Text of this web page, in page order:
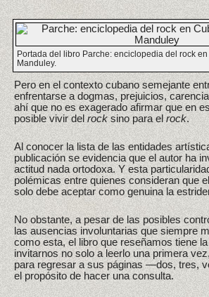
Portada del libro Parche: enciclopedia del rock
Manduley.
Pero en el contexto cubano semejante
enfrentarse a dogmas, prejuicios,
ahí que no es exagerado afirmar que en
posible vivir delrocksino para elrock.
Al conocer la lista de las entidades
publicación se evidencia que el autor ha
actitud nada ortodoxa. Y esta
polémicas entre quienes consideran que
solo debe aceptar como genuina la
No obstante, a pesar de las posibles
las ausencias involuntarias que siempre
como esta, el libro que reseñamos tiene
invitarnos no solo a leerlo una primera
para regresar a sus páginas —dos, tres,
el propósito de hacer una consulta.